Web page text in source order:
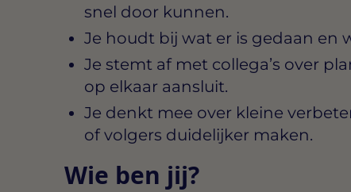
snel door kunnen.
Je houdt bij wat er is gedaan en
Je stemt af met collega’s over
op elkaar aansluit.
Je denkt mee over kleine
of volgers duidelijker maken.
Wie ben jij?